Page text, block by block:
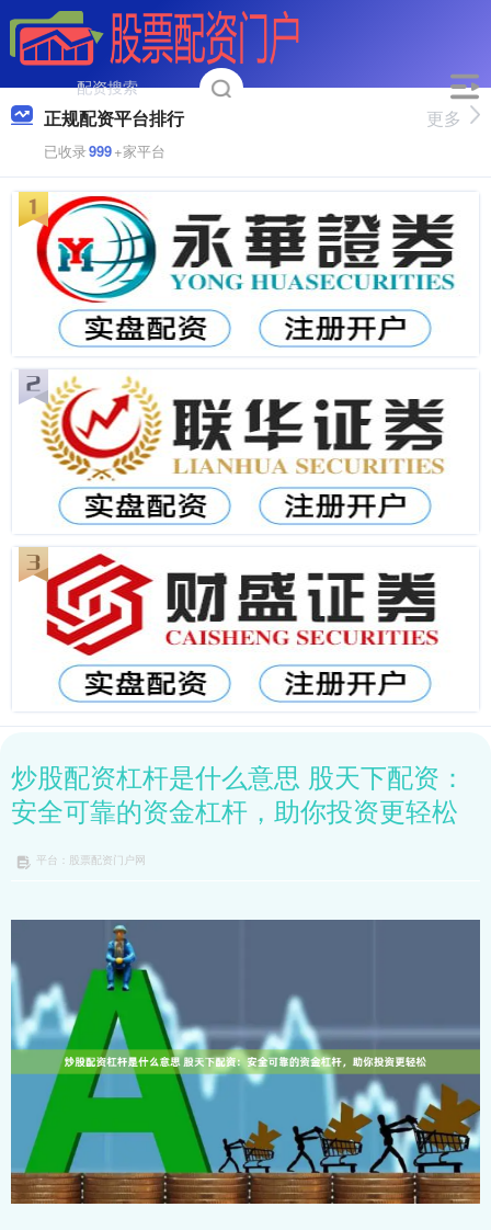
正规配资平台排行
已收录999+家平台
更多
炒股配资杠杆是什么意思 股天下配资：
安全可靠的资金杠杆，助你投资更轻松
平台：股票配资门户网